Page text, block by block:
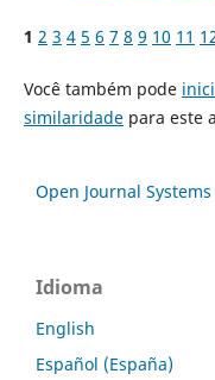
1 2 3 4 5 6 7 8 9 10 11
Você também pode
similaridadepara este
Open Journal Systems
Idioma
English
Español (España)